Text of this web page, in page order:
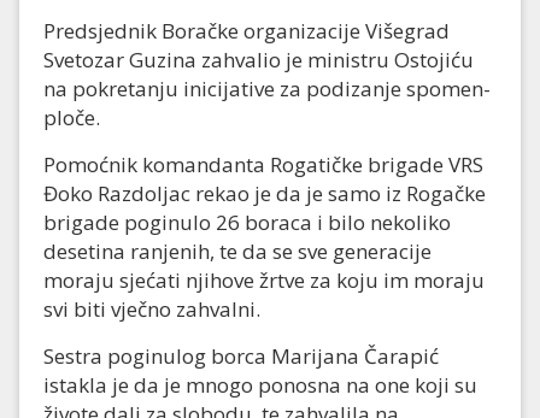
Predsjednik Boračke organizacije Višegrad
Svetozar Guzina zahvalio je ministru Ostojiću
na pokretanju inicijative za podizanje spomen-
ploče.
Pomoćnik komandanta Rogatičke brigade VRS
Đoko Razdoljac rekao je da je samo iz Rogačke
brigade poginulo 26 boraca i bilo nekoliko
desetina ranjenih, te da se sve generacije
moraju sjećati njihove žrtve za koju im moraju
svi biti vječno zahvalni.
Sestra poginulog borca Marijana Čarapić
istakla je da je mnogo ponosna na one koji su